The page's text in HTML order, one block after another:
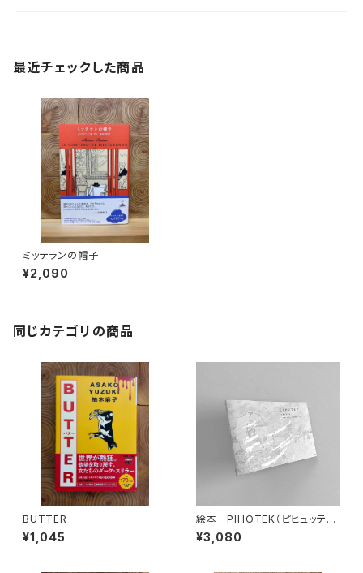
最近チェックした商品
ミッテランの帽子
¥2,090
同じカテゴリの商品
BUTTER
¥1,045
絵本 PIHOTEK（ピヒュッティ）
北極を風と歩く
¥3,080